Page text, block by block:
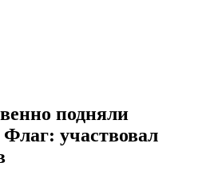
подняли
участвовал